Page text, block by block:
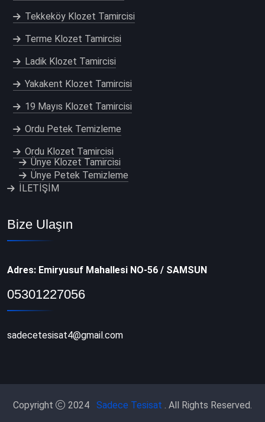
Tekkeköy Klozet Tamircisi
Terme Klozet Tamircisi
Ladik Klozet Tamircisi
Yakakent Klozet Tamircisi
19 Mayıs Klozet Tamircisi
Ordu Petek Temizleme
Ordu Klozet Tamircisi
Ünye Klozet Tamircisi
Ünye Petek Temizleme
İLETİŞİM
Bize Ulaşın
Adres: Emiryusuf Mahallesi NO-56 / SAMSUN
05301227056
sadecetesisat4@gmail.com
Copyright 2024 Sadece Tesisat . All Rights Reserved.